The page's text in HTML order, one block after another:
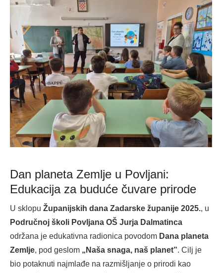
Dan planeta Zemlje u Povljani:
Edukacija za buduće čuvare prirode
U sklopu Županijskih dana Zadarske županije 2025., u
Područnoj školi Povljana OŠ Jurja Dalmatinca
održana je edukativna radionica povodom Dana planeta
Zemlje, pod geslom „Naša snaga, naš planet”. Cilj je
bio potaknuti najmlađe na razmišljanje o prirodi kao